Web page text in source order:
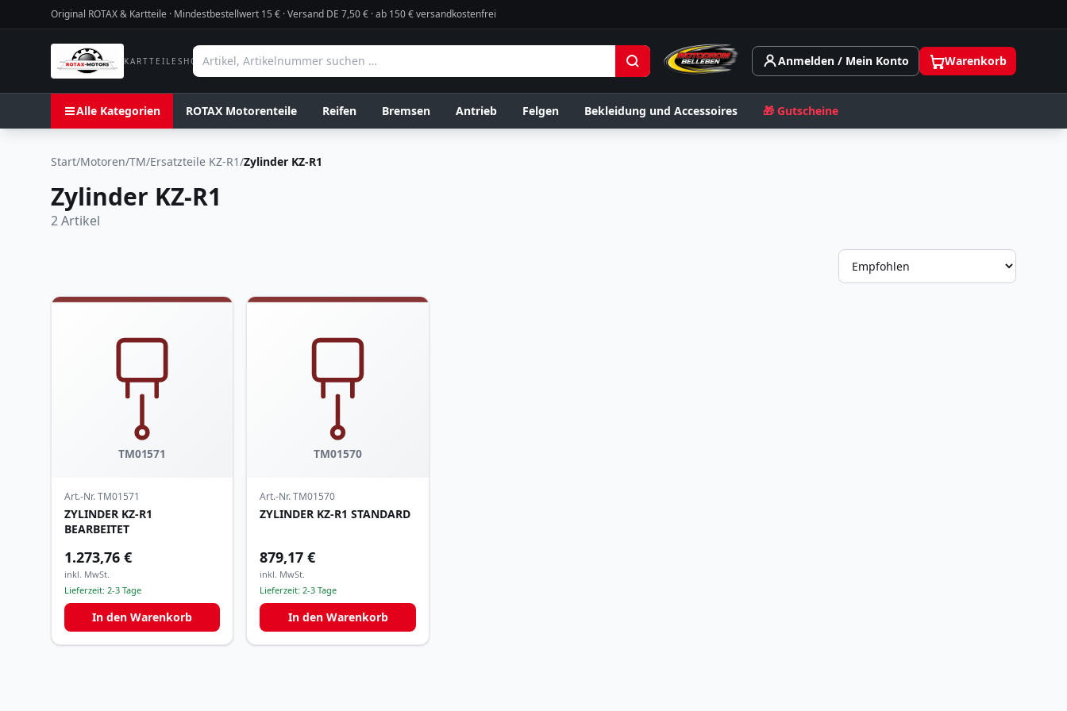
Original ROTAX & Kartteile · Mindestbestellwert 15 € · Versand DE 7,50 € · ab 150 € versandkostenfrei
KARTTEILESHOP Anmelden / Mein Konto Warenkorb
Alle Kategorien ROTAX Motorenteile Reifen Bremsen Antrieb Felgen Bekleidung und Accessoires 🎁 Gutscheine
Start/Motoren/TM/Ersatzteile KZ-R1/Zylinder KZ-R1
Zylinder KZ-R1
2Artikel
TM01571
Art.-Nr.TM01571
ZYLINDER KZ-R1
BEARBEITET
1.273,76 €
inkl. MwSt.
Lieferzeit: 2-3 Tage
In den Warenkorb
TM01570
Art.-Nr.TM01570
ZYLINDER KZ-R1 STANDARD
879,17 €
inkl. MwSt.
Lieferzeit:2-3 Tage
In den Warenkorb